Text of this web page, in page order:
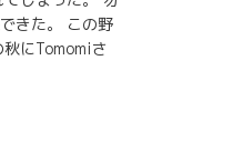
きた。 この野
にTomomiさ
天候の中で